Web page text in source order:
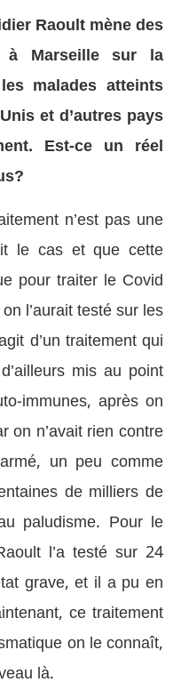
Raoult mène des
à Marseille sur la
malades atteints
et d’autres pays
Est-ce un réel
n’est pas une
le cas et que cette
pour traiter le Covid
l’aurait testé sur les
d’un traitement qui
mis au point
immunes, après on
on n’avait rien contre
un peu comme
de milliers de
paludisme. Pour le
l’a testé sur 24
grave, et il a pu en
ce traitement
on le connaît,
là.